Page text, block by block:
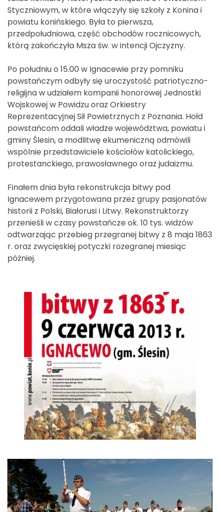
Styczniowym, w które włączyły się szkoły z Konina i
powiatu konińskiego. Była to pierwsza,
przedpołudniowa, część obchodów rocznicowych,
którą zakończyła Msza św. w intencji Ojczyzny.
Po południu o 15.00 w Ignacewie przy pomniku
powstańczym odbyły się uroczystość patriotyczno-
religijna w udziałem kompanii honorowej Jednostki
Wojskowej w Powidzu oraz Orkiestry
Reprezentacyjnej Sił Powietrznych z Poznania. Hołd
powstańcom oddali władze województwa, powiatu i
gminy Ślesin, a modlitwę ekumeniczną odmówili
wspólnie przedstawiciele kościołów katolickiego,
protestanckiego, prawosławnego oraz judaizmu.
Finałem dnia była rekonstrukcja bitwy pod
Ignacewem przygotowana przez grupy pasjonatów
historii z Polski, Białorusi i Litwy. Rekonstruktorzy
przenieśli w czasy powstańcze ok. 10 tys. widzów
odtwarzając przebieg przegranej bitwy z 8 maja 1863
r. oraz zwycięskiej potyczki rozegranej miesiąc
później.